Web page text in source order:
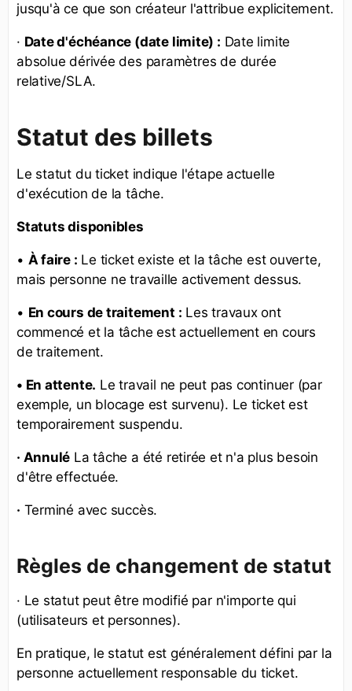
jusqu'à ce que son créateur l'attribue explicitement.
· Date d'échéance (date limite) : Date limite
absolue dérivée des paramètres de durée
relative/SLA.
Statut des billets
Le statut du ticket indique l'étape actuelle
d'exécution de la tâche.
Statuts disponibles
• À faire : Le ticket existe et la tâche est ouverte,
mais personne ne travaille activement dessus.
• En cours de traitement : Les travaux ont
commencé et la tâche est actuellement en cours
de traitement.
• En attente. Le travail ne peut pas continuer (par
exemple, un blocage est survenu). Le ticket est
temporairement suspendu.
· Annulé La tâche a été retirée et n'a plus besoin
d'être effectuée.
· Terminé avec succès.
Règles de changement de statut
· Le statut peut être modifié par n'importe qui
(utilisateurs et personnes).
En pratique, le statut est généralement défini par la
personne actuellement responsable du ticket.